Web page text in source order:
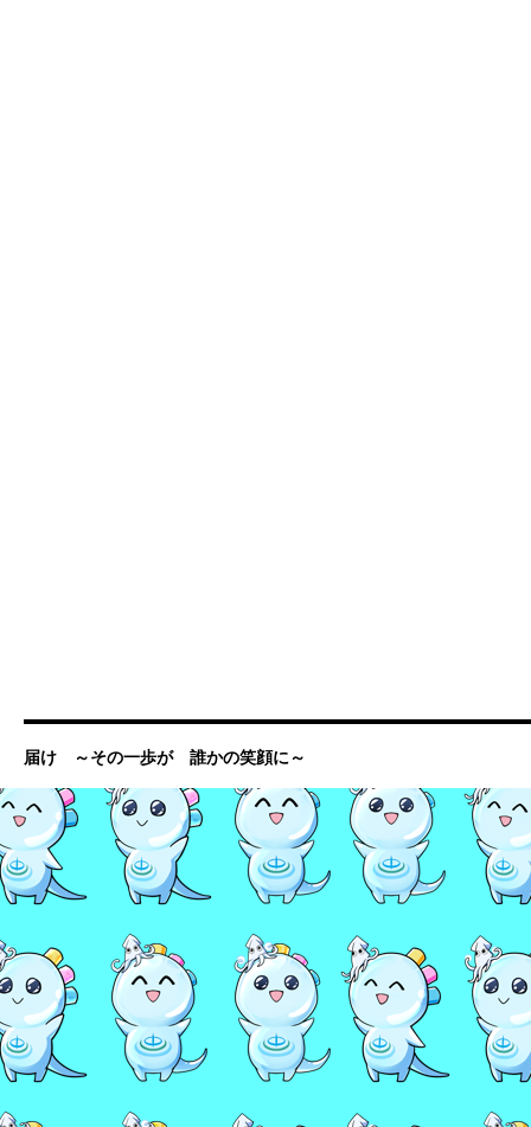
届け ～その一歩が 誰かの笑顔に～